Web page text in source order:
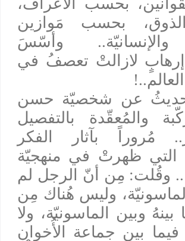
بحسب مَوازين
والإنسانيّة.. وأسّسَ
لازالتْ تعصفُ في
عن شخصيّة حسن
والمُعقّدة بالتفصيل
مُروراً بآثار الفكر
التي ظهرتْ في منهجيّة
وقُلت: مِن أنّ الرجل لم
وليس هُناك مِن
بينهُ وبين الماسونيّة، ولا
بين جماعة الأُخوان